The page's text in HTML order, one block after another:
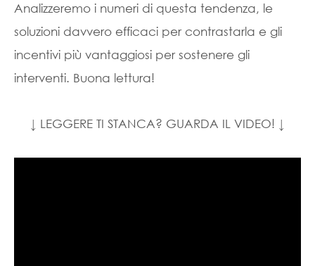
Analizzeremo i numeri di questa tendenza, le
soluzioni davvero efficaci per contrastarla e gli
incentivi più vantaggiosi per sostenere gli
interventi. Buona lettura!
↓ LEGGERE TI STANCA? GUARDA IL VIDEO! ↓